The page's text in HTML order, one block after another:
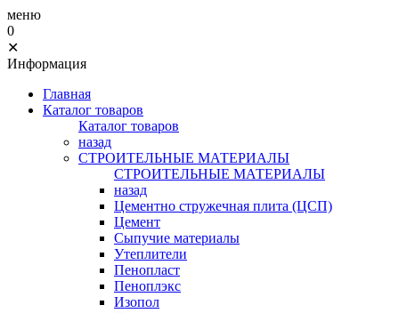
меню
0
✕
Информация
Главная
Каталог товаров
Каталог товаров
назад
СТРОИТЕЛЬНЫЕ МАТЕРИАЛЫ
СТРОИТЕЛЬНЫЕ МАТЕРИАЛЫ
назад
Цементно стружечная плита (ЦСП)
Цемент
Сыпучие материалы
Утеплители
Пенопласт
Пеноплэкс
Изопол